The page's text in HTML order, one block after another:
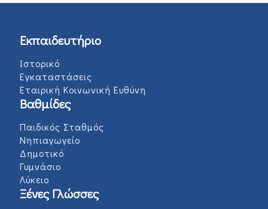
Εκπαιδευτήριο
Ιστορικό
Εγκαταστάσεις
Εταιρική Κοινωνική Ευθύνη
Βαθμίδες
Παιδικός Σταθμός
Νηπιαγωγείο
Δημοτικό
Γυμνάσιο
Λύκειο
Ξένες Γλώσσες